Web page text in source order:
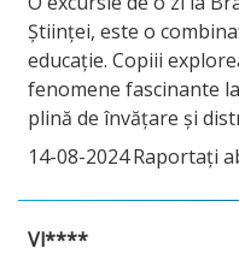
Științei, este o
educație. Copiii
fenomene fascinante
plină de învățare și
14-08-2024Raportați
Vl****